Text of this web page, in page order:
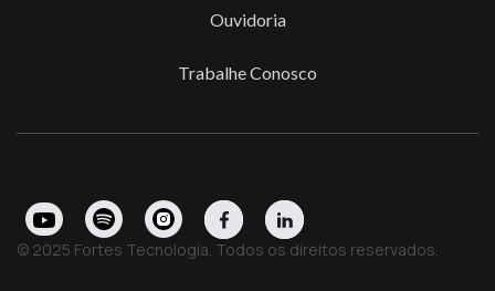
Ouvidoria
Trabalhe Conosco
© 2025 Fortes Tecnologia. Todos os direitos reservados.